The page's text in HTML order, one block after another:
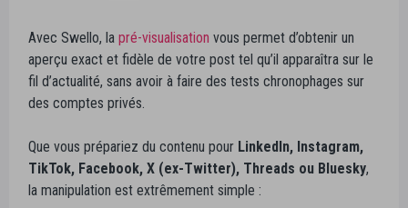
Avec Swello, la pré-visualisation vous permet d’obtenir un
aperçu exact et fidèle de votre post tel qu’il apparaîtra sur le
fil d’actualité, sans avoir à faire des tests chronophages sur
des comptes privés.
Que vous prépariez du contenu pour LinkedIn, Instagram,
TikTok, Facebook, X (ex-Twitter), Threads ou Bluesky,
la manipulation est extrêmement simple :